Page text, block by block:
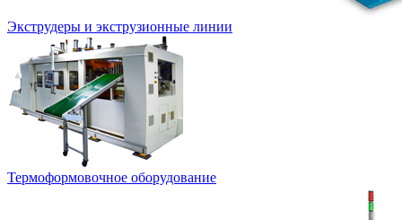
Экструдеры и экструзионные линии
Термоформовочное оборудование